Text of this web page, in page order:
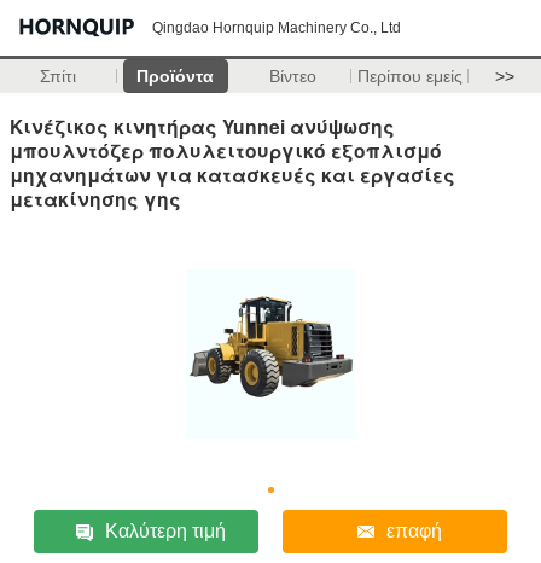
Qingdao Hornquip Machinery Co., Ltd
Σπίτι Προϊόντα Βίντεο Περίπου εμείς >>
Κινέζικος κινητήρας Yunnei ανύψωσης
μπουλντόζερ πολυλειτουργικό εξοπλισμό
μηχανημάτων για κατασκευές και εργασίες
μετακίνησης γης
Καλύτερη τιμή επαφή